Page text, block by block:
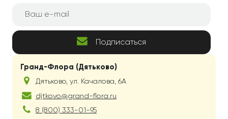
Гранд-Флора (Дятьково)
Дятьково, ул. Качалова, 6А
djtkovo@grand-flora.ru
8 (800) 333-01-95
Подписаться